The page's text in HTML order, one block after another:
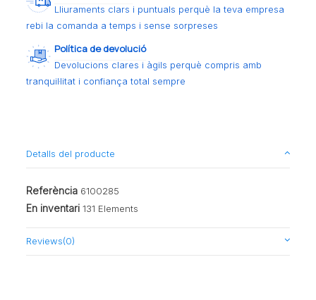
Lliuraments clars i puntuals perquè la teva empresa
rebi la comanda a temps i sense sorpreses
Política de devolució
Devolucions clares i àgils perquè compris amb
tranquil·litat i confiança total sempre
Detalls del producte
Referència 6100285
En inventari 131 Elements
Reviews(0)